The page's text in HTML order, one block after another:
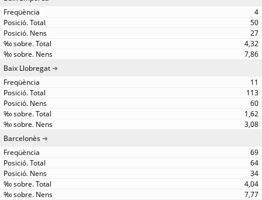
4
50
27
4,32
7,86
Baix Llobregat
11
113
60
1,62
3,08
Barcelonès
69
64
34
4,04
7,77